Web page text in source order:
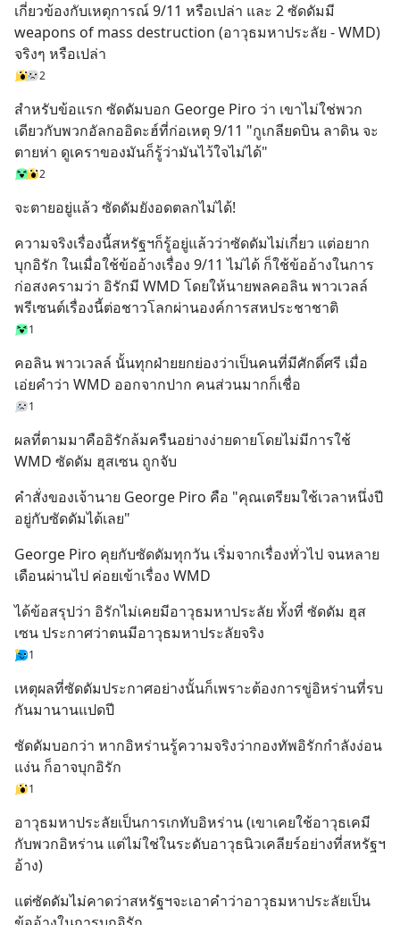
เกี่ยวข้องกับเหตุการณ์ 9/11 หรือเปล่า และ 2 ซัดดัมมี
weapons of mass destruction (อาวุธมหาประลัย - WMD)
จริงๆ หรือเปล่า
2
สำหรับข้อแรก ซัดดัมบอก George Piro ว่า เขาไม่ใช่พวก
เดียวกับพวกอัลกออิดะฮ์ที่ก่อเหตุ 9/11 "กูเกลียดบิน ลาดิน จะ
ตายห่า ดูเคราของมันก็รู้ว่ามันไว้ใจไม่ได้"
2
จะตายอยู่แล้ว ซัดดัมยังอดตลกไม่ได้!
ความจริงเรื่องนี้สหรัฐฯก็รู้อยู่แล้วว่าซัดดัมไม่เกี่ยว แต่อยาก
บุกอิรัก ในเมื่อใช้ข้ออ้างเรื่อง 9/11 ไม่ได้ ก็ใช้ข้ออ้างในการ
ก่อสงครามว่า อิรักมี WMD โดยให้นายพลคอลิน พาวเวลล์
พรีเซนต์เรื่องนี้ต่อชาวโลกผ่านองค์การสหประชาชาติ
1
คอลิน พาวเวลล์ นั้นทุกฝ่ายยกย่องว่าเป็นคนที่มีศักดิ์ศรี เมื่อ
เอ่ยคำว่า WMD ออกจากปาก คนส่วนมากก็เชื่อ
1
ผลที่ตามมาคืออิรักล้มครืนอย่างง่ายดายโดยไม่มีการใช้
WMD ซัดดัม ฮุสเซน ถูกจับ
คำสั่งของเจ้านาย George Piro คือ "คุณเตรียมใช้เวลาหนึ่งปี
อยู่กับซัดดัมได้เลย"
George Piro คุยกับซัดดัมทุกวัน เริ่มจากเรื่องทั่วไป จนหลาย
เดือนผ่านไป ค่อยเข้าเรื่อง WMD
ได้ข้อสรุปว่า อิรักไม่เคยมีอาวุธมหาประลัย ทั้งที่ ซัดดัม ฮุส
เซน ประกาศว่าตนมีอาวุธมหาประลัยจริง
1
เหตุผลที่ซัดดัมประกาศอย่างนั้นก็เพราะต้องการขู่อิหร่านที่รบ
กันมานานแปดปี
ซัดดัมบอกว่า หากอิหร่านรู้ความจริงว่ากองทัพอิรักกำลังง่อน
แง่น ก็อาจบุกอิรัก
1
อาวุธมหาประลัยเป็นการเกทับอิหร่าน (เขาเคยใช้อาวุธเคมี
กับพวกอิหร่าน แต่ไม่ใช่ในระดับอาวุธนิวเคลียร์อย่างที่สหรัฐฯ
อ้าง)
แต่ซัดดัมไม่คาดว่าสหรัฐฯจะเอาคำว่าอาวุธมหาประลัยเป็น